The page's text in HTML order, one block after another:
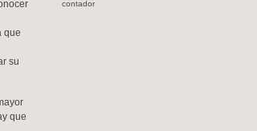
que
su
que
contador